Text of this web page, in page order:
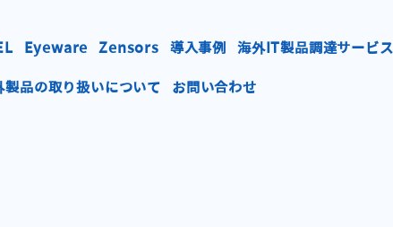
Eyeware Zensors 導入事例 海外IT製品調達サービス
製品の取り扱いについて お問い合わせ